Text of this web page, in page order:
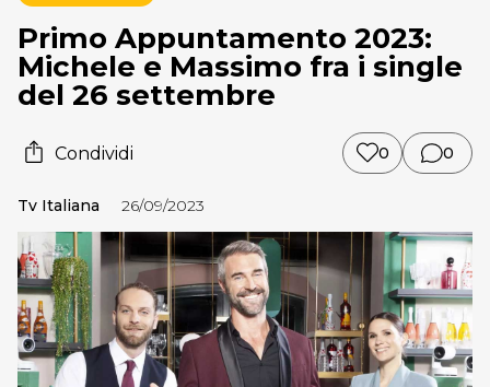
Primo Appuntamento 2023:
Michele e Massimo fra i single
del 26 settembre
Condividi 0 0
Tv Italiana 26/09/2023